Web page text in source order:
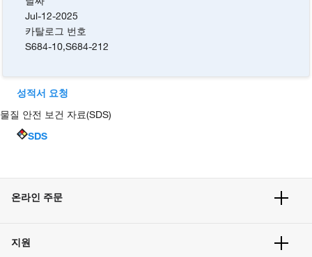
Jul-12-2025
카탈로그 번호
S684-10,S684-212
성적서 요청
물질 안전 보건 자료(SDS)
SDS
온라인 주문
주문 방법
지원